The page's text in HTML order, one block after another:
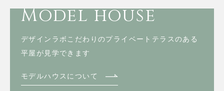
Model house
デザインラボこだわりのプライベートテラスのある
平屋が見学できます
モデルハウスについて